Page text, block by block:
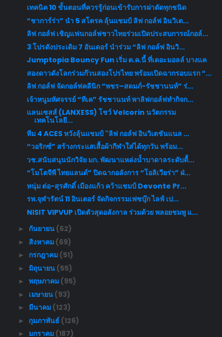
เทคนิค 10 ขั้นตอนที่ควรรู้ก่อนเข้ารับการผ่าตัดทุกชนิด
“ชาการ์ร่า” นำ 5 สโตรค ลุ้นแชมป์ ลิฟ กอล์ฟ อินวิเต...
ลิฟ กอล์ฟ เชิญแฟนกอล์ฟชาวไทยร่วมเปิดประสบการณ์กอล์...
3 โปรดังประเดิม 7 อันเดอร์ นำร่วม “ลิฟ กอล์ฟ อินวิ...
Jumptopia Bouncy Fun เริ่ม ต.ค.นี้ ที่เดอะมอลล์ บางแค
สองดาวดังโลกร่วมก๊วนสองโปรไทย พร้อมเปิดฉากรอบแรก “...
ลิฟ กอล์​ฟ จัดกอล์ฟคลีนิก “พชร–สดมภ์-รัชชานนท์” ร่...
เจ้าหนูมหัศจรรย์ “ทีเค” รัชชานนท์ พาลิฟกอล์ฟทำกิจก...
แลนเซสส์ (LANXESS) โชว์ Velcorin นวัตกรรม
เทคโนโลยี...
ทีม 4 ACES หวังลุ้นแชมป์ "ลิฟ กอล์ฟ อินวิเตชันแนล ...
“วอริกซ์” สร้างกระแสเสื้อผ้ากีฬาใส่ได้ทุกวัน พร้อม...
วช.สนับสนุนนักวิจัย มก. พัฒนาแหล่งน้ำบาดาลระดับตื้...
“โมโตจีพี ไทยแลนด์” ปิดฉากอลังการ “โอลิเวียร่า” ฝ่...
หนุ่ม ต่อ-สุรศักดิ์ เมืองแก้ว คว้าแชมป์ Devonte Pr...
รพ.จุฬารัตน์ 11 อินเตอร์ จัดกิจกรรมเฟซบุ๊ก ไลฟ์ เป...
NISIT VIPVUP เปิดตัวสุดอลังกาล ร่วมด้วย พลอยชมพู แ...
► กันยายน (62)
► สิงหาคม (69)
► กรกฎาคม (51)
► มิถุนายน (55)
► พฤษภาคม (95)
► เมษายน (93)
► มีนาคม (123)
► กุมภาพันธ์ (126)
► มกราคม (187)